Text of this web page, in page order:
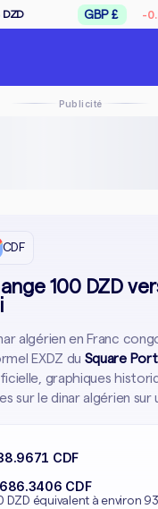
£ -0.91% ↘ Achat :
Publicité
CDF
100 DZD
algérien en Franc
EXDZ du Square
graphiques
sur le dinar algérien sur
CDF
CDF
DZD équivalent à environ